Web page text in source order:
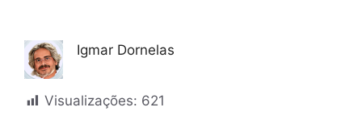
Igmar Dornelas
Visualizações: 621